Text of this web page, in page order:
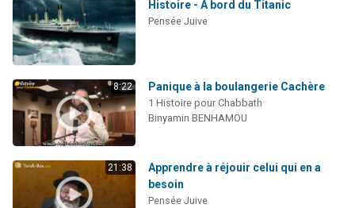
Histoire - À bord du Titanic
Pensée Juive
8:22 Panique à la boulangerie Cachère
1 Histoire pour Chabbath
Binyamin BENHAMOU
21:38
Apprendre à réjouir celui qui en a
besoin
Pensée Juive